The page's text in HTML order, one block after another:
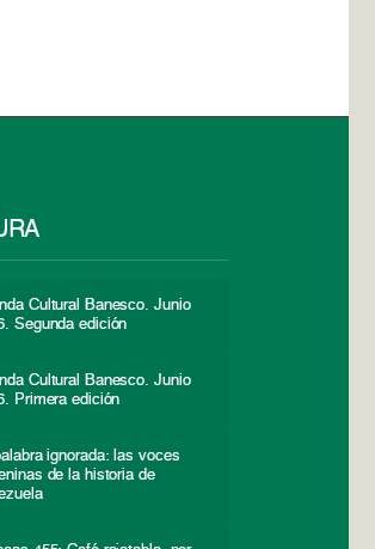
Cultural Banesco. Junio
Segunda edición
Cultural Banesco. Junio
Primera edición
ignorada: las voces
de la historia de